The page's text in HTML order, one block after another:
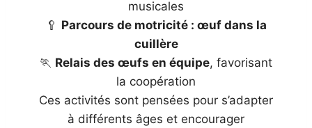
musicales
🥄 Parcours de motricité : œuf dans la
cuillère
🏃 Relais des œufs en équipe, favorisant
la coopération
Ces activités sont pensées pour s’adapter
à différents âges et encourager